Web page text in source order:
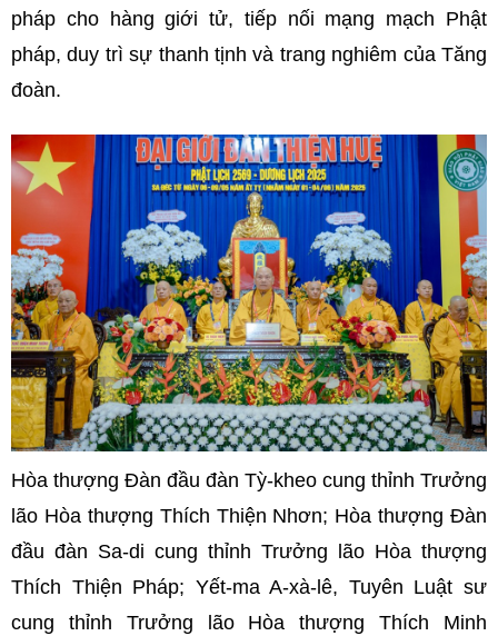
pháp cho hàng giới tử, tiếp nối mạng mạch Phật
pháp, duy trì sự thanh tịnh và trang nghiêm của Tăng
đoàn.
Hòa thượng Đàn đầu đàn Tỳ-kheo cung thỉnh Trưởng
lão Hòa thượng Thích Thiện Nhơn; Hòa thượng Đàn
đầu đàn Sa-di cung thỉnh Trưởng lão Hòa thượng
Thích Thiện Pháp; Yết-ma A-xà-lê, Tuyên Luật sư
cung thỉnh Trưởng lão Hòa thượng Thích Minh